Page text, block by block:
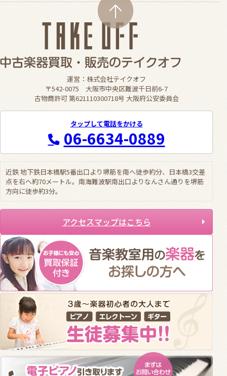
運営：株式会社テイクオフ
〒542-0075 大阪市中央区難波千日前6-7
古物商許可 第621110300718号 大阪府公安委員会
タップして電話をかける
06-6634-0889
近鉄 地下鉄日本橋駅5番出口より堺筋を南へ徒歩約分、日本橋3交差
点を右へ約70メートル。南海難波駅南出口よりなんさん通りを堺筋
方向に徒歩約3分。
アクセスマップはこちら